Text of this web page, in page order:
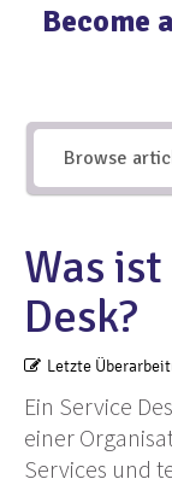
Become
Was
Desk?
Letzte
Ein Service
einer
Services und